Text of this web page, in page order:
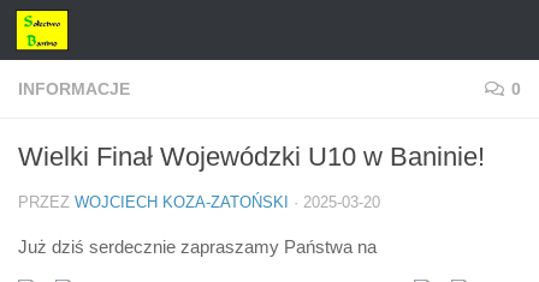
Przejdź do treści
INFORMACJE 0
Wielki Finał Wojewódzki U10 w Baninie!
PRZEZ WOJCIECH KOZA-ZATOŃSKI · 2025-03-20
Już dziś serdecznie zapraszamy Państwa na